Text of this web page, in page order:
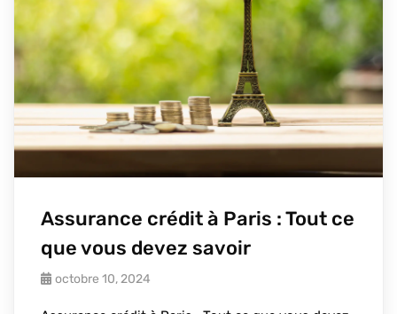
Assurance crédit à Paris : Tout ce
que vous devez savoir
octobre 10, 2024